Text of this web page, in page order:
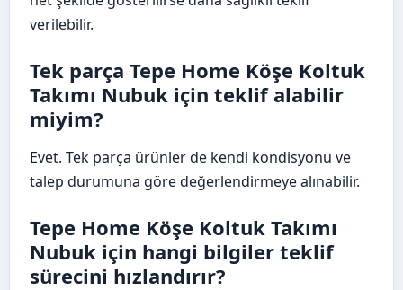
verilebilir.
Tek parça Tepe Home Köşe Koltuk
Takımı Nubuk için teklif alabilir
miyim?
Evet. Tek parça ürünler de kendi kondisyonu ve
talep durumuna göre değerlendirmeye alınabilir.
Tepe Home Köşe Koltuk Takımı
Nubuk için hangi bilgiler teklif
sürecini hızlandırır?